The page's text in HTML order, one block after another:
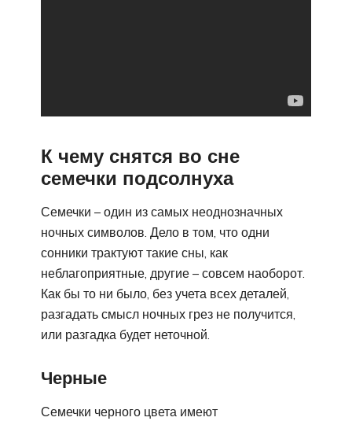
К чему снятся во сне
семечки подсолнуха
Семечки – один из самых неоднозначных
ночных символов. Дело в том, что одни
сонники трактуют такие сны, как
неблагоприятные, другие – совсем наоборот.
Как бы то ни было, без учета всех деталей,
разгадать смысл ночных грез не получится,
или разгадка будет неточной.
Черные
Семечки черного цвета имеют